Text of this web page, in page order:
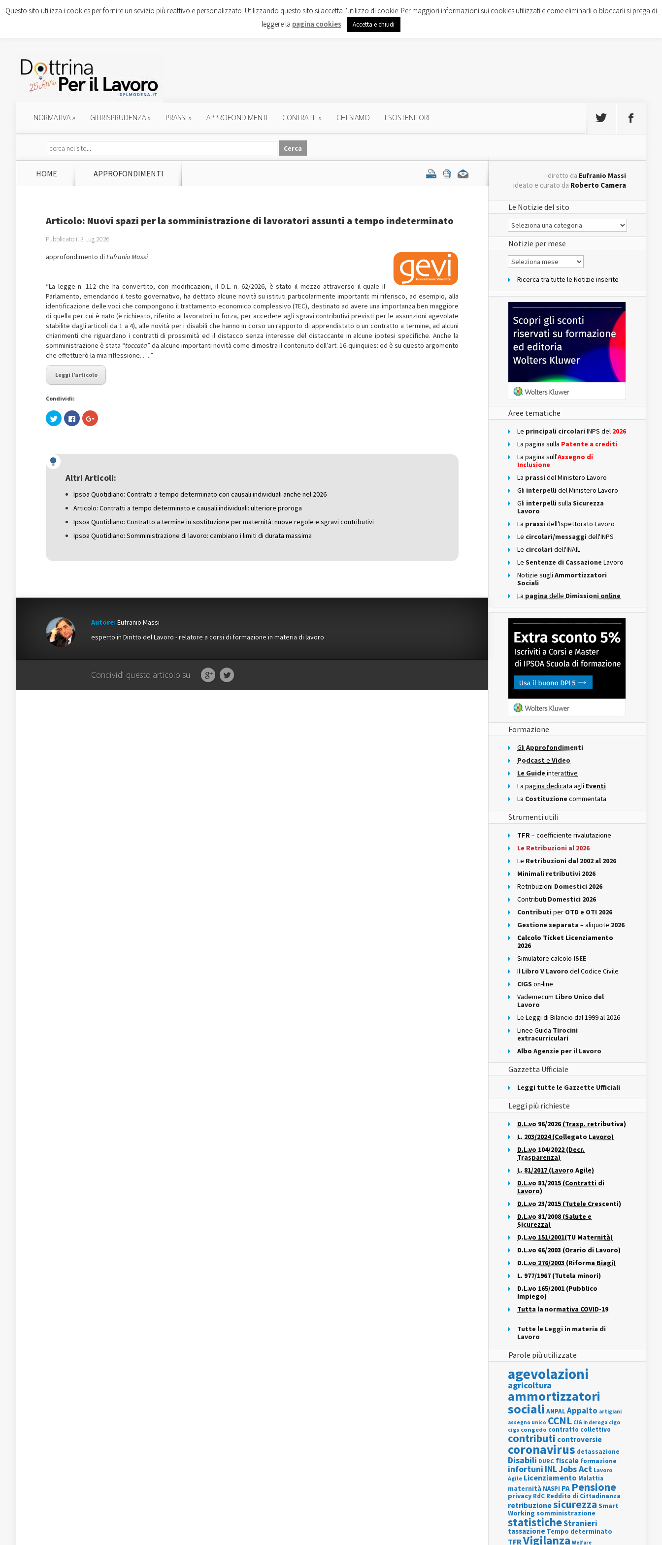
NORMATIVA» GIURISPRUDENZA» PRASSI » APPROFONDIMENTI CONTRATTI » CHI SIAMO I SOSTENITORI
HOME APPROFONDIMENTI
Articolo: Nuovi spazi per la somministrazione di lavoratori assunti a tempo indeterminato
Pubblicato il 3 Lug 2026
approfondimento di Eufranio Massi
“La legge n. 112 che ha convertito, con modificazioni, il D.L. n. 62/2026, è stato il mezzo attraverso il quale il
Parlamento, emendando il testo governativo, ha dettato alcune novità su istituti particolarmente importanti: mi riferisco, ad esempio, alla
identificazione delle voci che compongono il trattamento economico complessivo (TEC), destinato ad avere una importanza ben maggiore
di quella per cui è nato (è richiesto, riferito ai lavoratori in forza, per accedere agli sgravi contributivi previsti per le assunzioni agevolate
stabilite dagli articoli da 1 a 4), alle novità per i disabili che hanno in corso un rapporto di apprendistato o un contratto a termine, ad alcuni
chiarimenti che riguardano i contratti di prossimità ed il distacco senza interesse del distaccante in alcune ipotesi specifiche. Anche la
somministrazione è stata “toccata” da alcune importanti novità come dimostra il contenuto dell’art. 16-quinquies: ed è su questo argomento
che effettuerò la mia riflessione. ….”
Leggi l’articolo
Condividi:
Fai
clic
(Si
apre
una
nuova
Fai
clic
nuova
finestra)
Fai
clic
una
nuova
Altri Articoli:
Ipsoa Quotidiano: Contratti a tempo determinato con causali individuali anche nel 2026
Articolo: Contratti a tempo determinato e causali individuali: ulteriore proroga
Ipsoa Quotidiano: Contratto a termine in sostituzione per maternità: nuove regole e sgravi contributivi
Ipsoa Quotidiano: Somministrazione di lavoro: cambiano i limiti di durata massima
Autore:Eufranio Massi
esperto in Diritto del Lavoro - relatore a corsi di formazione in materia di lavoro
Condividi questo articolo su
diretto da Eufranio Massi
ideato e curato da Roberto Camera
Le Notizie del sito
Le
Notizie
del
sito
Notizie per mese
Notizie
per
Ricerca tra tutte le Notizie inserite
Aree tematiche
Le principali circolari INPS del 2026
La pagina sulla Patente a crediti
La pagina sull'Assegno di
Inclusione
La prassi del Ministero Lavoro
Gli interpelli del Ministero Lavoro
Gli interpelli sulla Sicurezza
Lavoro
La prassi dell'Ispettorato Lavoro
Le circolari/messaggi dell'INPS
Le circolari dell'INAIL
Le Sentenze di Cassazione Lavoro
Notizie sugli Ammortizzatori
Sociali
La pagina delle Dimissioni online
Formazione
Gli Approfondimenti
Podcast e Video
Le Guide interattive
La pagina dedicata agli Eventi
La Costituzione commentata
Strumenti utili
TFR– coefficiente rivalutazione
Le Retribuzioni al 2026
Le Retribuzioni dal 2002 al 2026
Minimali retributivi 2026
Retribuzioni Domestici 2026
Contributi Domestici 2026
Contributi per OTD e OTI 2026
Gestione separata – aliquote 2026
Calcolo Ticket Licenziamento
2026
Simulatore calcolo ISEE
Il Libro V Lavoro del Codice Civile
CIGS on-line
Vademecum Libro Unico del
Lavoro
Le Leggi di Bilancio dal 1999 al 2026
Linee Guida Tirocini
extracurriculari
Albo Agenzie per il Lavoro
Gazzetta Ufficiale
Leggi tutte le Gazzette Ufficiali
Leggi più richieste
D.L.vo 96/2026 (Trasp. retributiva)
L. 203/2024 (Collegato Lavoro)
D.L.vo 104/2022 (Decr.
Trasparenza)
L. 81/2017 (Lavoro Agile)
D.L.vo 81/2015 (Contratti di
Lavoro)
D.L.vo 23/2015 (Tutele Crescenti)
D.L.vo 81/2008 (Salute e
Sicurezza)
D.L.vo 151/2001(TU Maternità)
D.L.vo 66/2003 (Orario di Lavoro)
D.L.vo 276/2003 (Riforma Biagi)
L. 977/1967 (Tutela minori)
D.L.vo 165/2001 (Pubblico
Impiego)
Tutta la normativa COVID-19
Tutte le Leggi in materia di
Lavoro
Parole più utilizzate
agevolazioni
agricoltura
ammortizzatori
sociali ANPALAppalto artigiani
assegno unico CCNL CIG in deroga cigo
cigs congedo contratto collettivo
contributi controversie
coronavirus detassazione
Disabili DURC fiscale formazione
infortuni INLJobs Act Lavoro
Agile Licenziamento Malattia
maternità NASPI PA Pensione
privacy RdC Reddito di Cittadinanza
retribuzionesicurezza Smart
Working somministrazione
statisticheStranieri
tassazione Tempo determinato
TFRVigilanza Welfare
Questo sito utilizza i cookies per fornire un sevizio più reattivo e personalizzato. Utilizzando questo sito si accetta l'utilizzo di cookie. Per maggiori informazioni sui cookies utilizzati e come eliminarli o bloccarli si prega di
leggere la pagina cookies. Accetta e chiudi